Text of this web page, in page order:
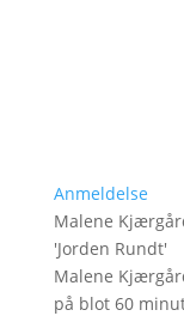
Anmeldelse
Malene
'Jorden Rundt'
Malene
på blot 60